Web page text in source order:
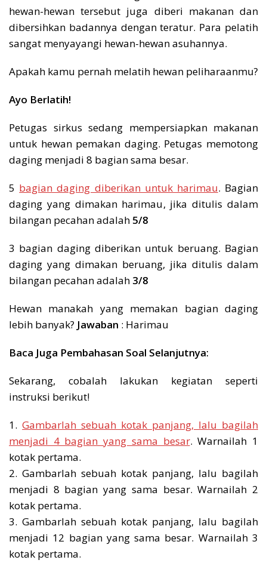
hewan-hewan tersebut juga diberi makanan dan
dibersihkan badannya dengan teratur. Para pelatih
sangat menyayangi hewan-hewan asuhannya.
Apakah kamu pernah melatih hewan peliharaanmu?
Ayo Berlatih!
Petugas sirkus sedang mempersiapkan makanan
untuk hewan pemakan daging. Petugas memotong
daging menjadi 8 bagian sama besar.
5 bagian daging diberikan untuk harimau. Bagian
daging yang dimakan harimau, jika ditulis dalam
bilangan pecahan adalah 5/8
3 bagian daging diberikan untuk beruang. Bagian
daging yang dimakan beruang, jika ditulis dalam
bilangan pecahan adalah 3/8
Hewan manakah yang memakan bagian daging
lebih banyak? Jawaban : Harimau
Baca Juga Pembahasan Soal Selanjutnya:
Sekarang, cobalah lakukan kegiatan seperti
instruksi berikut!
1. Gambarlah sebuah kotak panjang, lalu bagilah
menjadi 4 bagian yang sama besar. Warnailah 1
kotak pertama.
2. Gambarlah sebuah kotak panjang, lalu bagilah
menjadi 8 bagian yang sama besar. Warnailah 2
kotak pertama.
3. Gambarlah sebuah kotak panjang, lalu bagilah
menjadi 12 bagian yang sama besar. Warnailah 3
kotak pertama.